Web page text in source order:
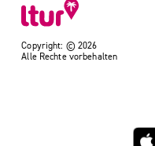
Copyright: © 2026
Alle Rechte vorbehalten